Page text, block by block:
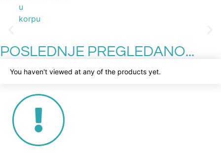
u
korpu
POSLEDNJE PREGLEDANO...
You haven't viewed at any of the products yet.